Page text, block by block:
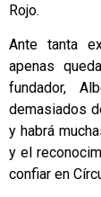
Rojo.
Ante tanta
apenas
fundador,
demasiados
y habrá
y el
confiar en